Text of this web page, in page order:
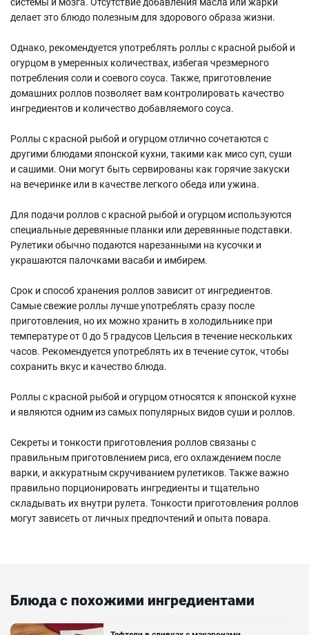
делает это блюдо полезным для здорового образа жизни.
Однако, рекомендуется употреблять роллы с красной рыбой и
огурцом в умеренных количествах, избегая чрезмерного
потребления соли и соевого соуса. Также, приготовление
домашних роллов позволяет вам контролировать качество
ингредиентов и количество добавляемого соуса.
Роллы с красной рыбой и огурцом отлично сочетаются с
другими блюдами японской кухни, такими как мисо суп, суши
и сашими. Они могут быть сервированы как горячие закуски
на вечеринке или в качестве легкого обеда или ужина.
Для подачи роллов с красной рыбой и огурцом используются
специальные деревянные планки или деревянные подставки.
Рулетики обычно подаются нарезанными на кусочки и
украшаются палочками васаби и имбирем.
Срок и способ хранения роллов зависит от ингредиентов.
Самые свежие роллы лучше употреблять сразу после
приготовления, но их можно хранить в холодильнике при
температуре от 0 до 5 градусов Цельсия в течение нескольких
часов. Рекомендуется употреблять их в течение суток, чтобы
сохранить вкус и качество блюда.
Роллы с красной рыбой и огурцом относятся к японской кухне
и являются одним из самых популярных видов суши и роллов.
Секреты и тонкости приготовления роллов связаны с
правильным приготовлением риса, его охлаждением после
варки, и аккуратным скручиванием рулетиков. Также важно
правильно порционировать ингредиенты и тщательно
складывать их внутри рулета. Тонкости приготовления роллов
могут зависеть от личных предпочтений и опыта повара.
Блюда с похожими ингредиентами